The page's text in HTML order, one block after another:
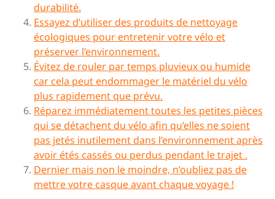
durabilité.
Essayez d’utiliser des produits de nettoyage
écologiques pour entretenir votre vélo et
préserver l’environnement.
Évitez de rouler par temps pluvieux ou humide
car cela peut endommager le matériel du vélo
plus rapidement que prévu.
Réparez immédiatement toutes les petites pièces
qui se détachent du vélo afin qu’elles ne soient
pas jetés inutilement dans l’environnement après
avoir étés cassés ou perdus pendant le trajet .
Dernier mais non le moindre, n’oubliez pas de
mettre votre casque avant chaque voyage !